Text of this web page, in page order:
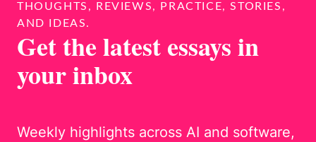
THOUGHTS, REVIEWS, PRACTICE, STORIES,
AND IDEAS.
Get the latest essays in
your inbox
Weekly highlights across AI and software,